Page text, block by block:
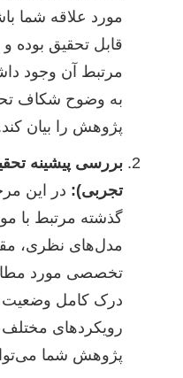
مورد علاقه شما
قابل تحقیق بوده
مرتبط آن وجود
به وضوح شکاف
پژوهش را بیان
بررسی پیشینه
تجربی): در این
گذشته مرتبط با
مدل‌های نظری،
تخصصی مورد
درک کامل وضعیت
رویکردهای
پژوهش شما